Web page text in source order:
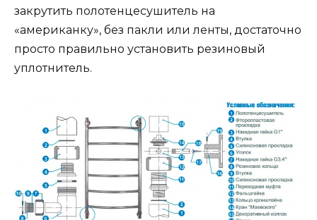
закрутить полотенцесушитель на
«американку», без пакли или ленты, достаточно
просто правильно установить резиновый
уплотнитель.